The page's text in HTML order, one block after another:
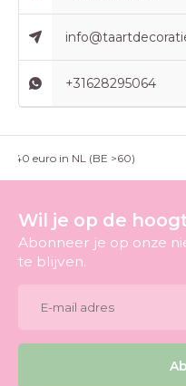
+31628295064
>40 euro in NL (BE >60)
Wil je op de
Abonneer je op onze
te blijven.